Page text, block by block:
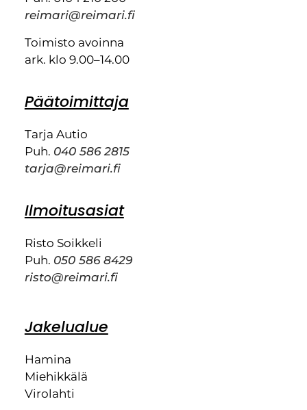
reimari@reimari.fi
Toimisto avoinna
ark. klo 9.00–14.00
Päätoimittaja
Tarja Autio
Puh. 040 586 2815
tarja@reimari.fi
Ilmoitusasiat
Risto Soikkeli
Puh. 050 586 8429
risto@reimari.fi
Jakelualue
Hamina
Miehikkälä
Virolahti